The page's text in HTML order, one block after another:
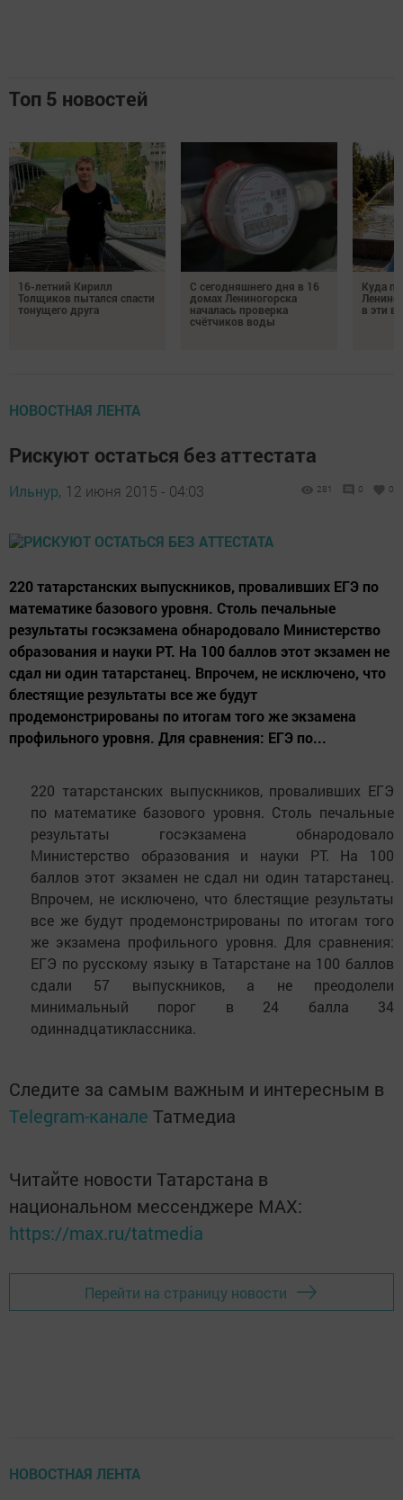
Топ 5 новостей
16-летний Кирилл
Толщиков пытался спасти
тонущего друга
С сегодняшнего дня в 16
домах Лениногорска
началась проверка
счётчиков воды
Куда
в эти
НОВОСТНАЯ ЛЕНТА
Рискуют остаться без аттестата
Ильнур, 12 июня 2015 - 04:03 281 0 0
220 татарстанских выпускников, проваливших ЕГЭ по
математике базового уровня. Столь печальные
результаты госэкзамена обнародовало Министерство
образования и науки РТ. На 100 баллов этот экзамен не
сдал ни один татарстанец. Впрочем, не исключено, что
блестящие результаты все же будут
продемонстрированы по итогам того же экзамена
профильного уровня. Для сравнения: ЕГЭ по...
220 татарстанских выпускников, проваливших ЕГЭ
по математике базового уровня. Столь печальные
результаты госэкзамена обнародовало
Министерство образования и науки РТ. На 100
баллов этот экзамен не сдал ни один татарстанец.
Впрочем, не исключено, что блестящие результаты
все же будут продемонстрированы по итогам того
же экзамена профильного уровня. Для сравнения:
ЕГЭ по русскому языку в Татарстане на 100 баллов
сдали 57 выпускников, а не преодолели
минимальный порог в 24 балла 34
одиннадцатиклассника.
Следите за самым важным и интересным в
Telegram-канале Татмедиа
Читайте новости Татарстана в
национальном мессенджере MАХ:
https://max.ru/tatmedia
Перейти на страницу новости
НОВОСТНАЯ ЛЕНТА